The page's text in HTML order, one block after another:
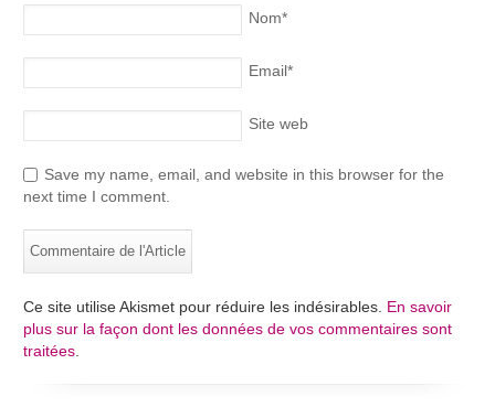
Nom*
Email*
Site web
Save my name, email, and website in this browser for the
next time I comment.
Ce site utilise Akismet pour réduire les indésirables. En savoir
plus sur la façon dont les données de vos commentaires sont
traitées